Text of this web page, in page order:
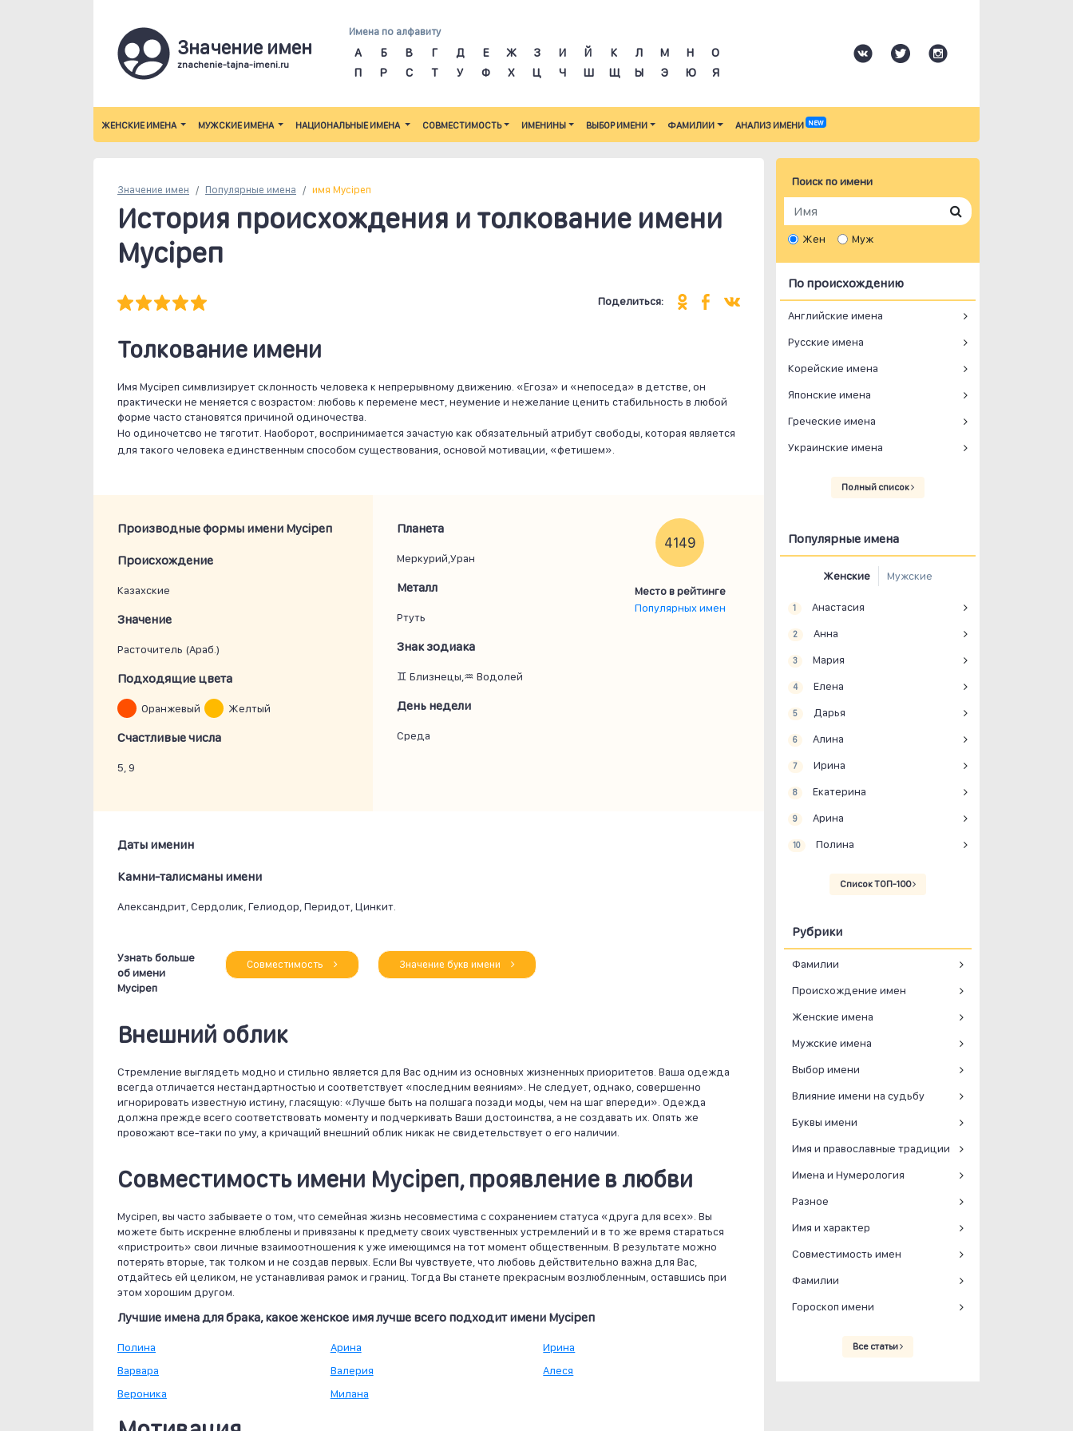
Значение имен
znachenie-tajna-imeni.ru
Имена по алфавиту
А Б В Г Д Е Ж З И Й К Л М Н
О
П
Р С Т У Ф Х Ц Ч Ш Щ Ы Э Ю Я
ЖЕНСКИЕ ИМЕНА МУЖСКИЕ ИМЕНА НАЦИОНАЛЬНЫЕ ИМЕНА СОВМЕСТИМОСТЬ ИМЕНИНЫ ВЫБОР ИМЕНИ ФАМИЛИИ АНАЛИЗ ИМЕНИ NEW
Значение имен Популярные имена имя Мусiреп
История происхождения и толкование имени
Мусiреп
Поделиться:
Толкование имени
Имя Мусiреп симвлизирует склонность человека к непрерывному движению. «Егоза» и «непоседа» в детстве, он
практически не меняется с возрастом: любовь к перемене мест, неумение и нежелание ценить стабильность в любой
форме часто становятся причиной одиночества.
Но одиночетсво не тяготит. Наоборот, воспринимается зачастую как обязательный атрибут свободы, которая является
для такого человека единственным способом существования, основой мотивации, «фетишем».
Производные формы имени Мусiреп
Проиcхождение
Казахские
Значение
Расточитель (араб.)
Подходящие цвета
Оранжевый Желтый
Счастливые числа
5, 9
Планета
Меркурий,Уран
Металл
Ртуть
Знак зодиака
♊ Близнецы,♒ Водолей
День недели
Среда
4149
Место в рейтинге
Популярных имен
Даты именин
Камни-талисманы имени
Александрит, Сердолик, Гелиодор, Перидот, Цинкит.
Узнать больше
об имени
Мусiреп
Совместимость Значение букв имени
Внешний облик
Стремление выглядеть модно и стильно является для Вас одним из основных жизненных приоритетов. Ваша одежда
всегда отличается нестандартностью и соответствует «последним веяниям». Не следует, однако, совершенно
игнорировать известную истину, гласящую: «Лучше быть на полшага позади моды, чем на шаг впереди». Одежда
должна прежде всего соответствовать моменту и подчеркивать Ваши достоинства, а не создавать их. Опять же
провожают все-таки по уму, а кричащий внешний облик никак не свидетельствует о его наличии.
Совместимость имени Мусiреп, проявление в любви
Мусiреп, вы часто забываете о том, что семейная жизнь несовместима с сохранением статуса «друга для всех». Вы
можете быть искренне влюблены и привязаны к предмету своих чувственных устремлений и в то же время стараться
«пристроить» свои личные взаимоотношения к уже имеющимся на тот момент общественным. В результате можно
потерять вторые, так толком и не создав первых. Если Вы чувствуете, что любовь действительно важна для Вас,
отдайтесь ей целиком, не устанавливая рамок и границ. Тогда Вы станете прекрасным возлюбленным, оставшись при
этом хорошим другом.
Лучшие имена для брака, какое женское имя лучше всего подходит имени Мусiреп
Полина
Варвара
Вероника
Арина
Валерия
Милана
Ирина
Алеся
Поиск по имени
Жен Муж
По происхождению
Английские имена
Русские имена
Корейские имена
Японские имена
Греческие имена
Украинские имена
Полный список
Популярные имена
Женские Мужские
1 Анастасия
2 Анна
3 Мария
4 Елена
5 Дарья
6 Алина
7 Ирина
8 Екатерина
9 Арина
10 Полина
Список ТОП-100
Рубрики
Фамилии
Происхождение имен
Женские имена
Мужские имена
Выбор имени
Влияние имени на судьбу
Буквы имени
Имя и православные традиции
Имена и Нумерология
Разное
Имя и характер
Совместимость имен
Фамилии
Гороскоп имени
Все статьи